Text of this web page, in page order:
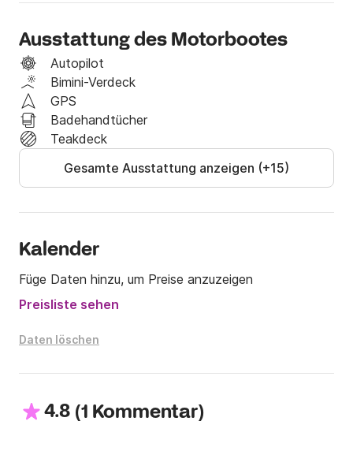
Ausstattung des Motorbootes
Autopilot
Bimini-Verdeck
GPS
Badehandtücher
Teakdeck
Gesamte Ausstattung anzeigen (+15)
Kalender
Füge Daten hinzu, um Preise anzuzeigen
Preisliste sehen
Daten löschen
4.8 (1 Kommentar)